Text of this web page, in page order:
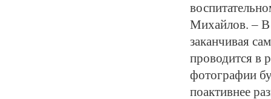
Михайлов. – В
заканчивая
проводится в
фотографии
поактивнее